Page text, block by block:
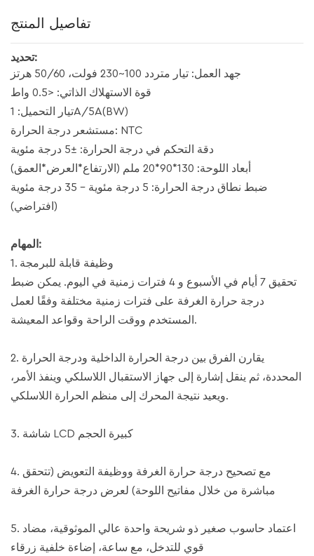
تفاصيل المنتج
تحديد:
جهد العمل: تيار متردد 100~230 فولت، 50/60 هرتز
قوة الاستهلاك الذاتي: <0.5 واط
تيار التحميل: 1A/5A(BW)
مستشعر درجة الحرارة: NTC
دقة التحكم في درجة الحرارة: ±5 درجة مئوية
أبعاد اللوحة: 130*90*20 ملم (الارتفاع*العرض*العمق)
ضبط نطاق درجة الحرارة: 5 درجة مئوية - 35 درجة مئوية
(افتراضي)
المهام:
1. وظيفة قابلة للبرمجة
تحقيق 7 أيام في الأسبوع و 4 فترات زمنية في اليوم. يمكن ضبط
درجة حرارة الغرفة على فترات زمنية مختلفة وفقًا لعمل
المستخدم ووقت الراحة وقواعد المعيشة.
2. يقارن الفرق بين درجة الحرارة الداخلية ودرجة الحرارة
المحددة، ثم ينقل إشارة إلى جهاز الاستقبال اللاسلكي وينفذ الأمر،
ويعيد نتيجة المحرك إلى منظم الحرارة اللاسلكي.
3. شاشة LCD كبيرة الحجم
4. مع تصحيح درجة حرارة الغرفة ووظيفة التعويض (تتحقق
مباشرة من خلال مفاتيح اللوحة) لعرض درجة حرارة الغرفة
5. اعتماد حاسوب صغير ذو شريحة واحدة عالي الموثوقية، مضاد
قوي للتدخل، مع ساعة، إضاءة خلفية زرقاء